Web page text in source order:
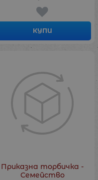
КУПИ
Приказна торбичка -
Семейство